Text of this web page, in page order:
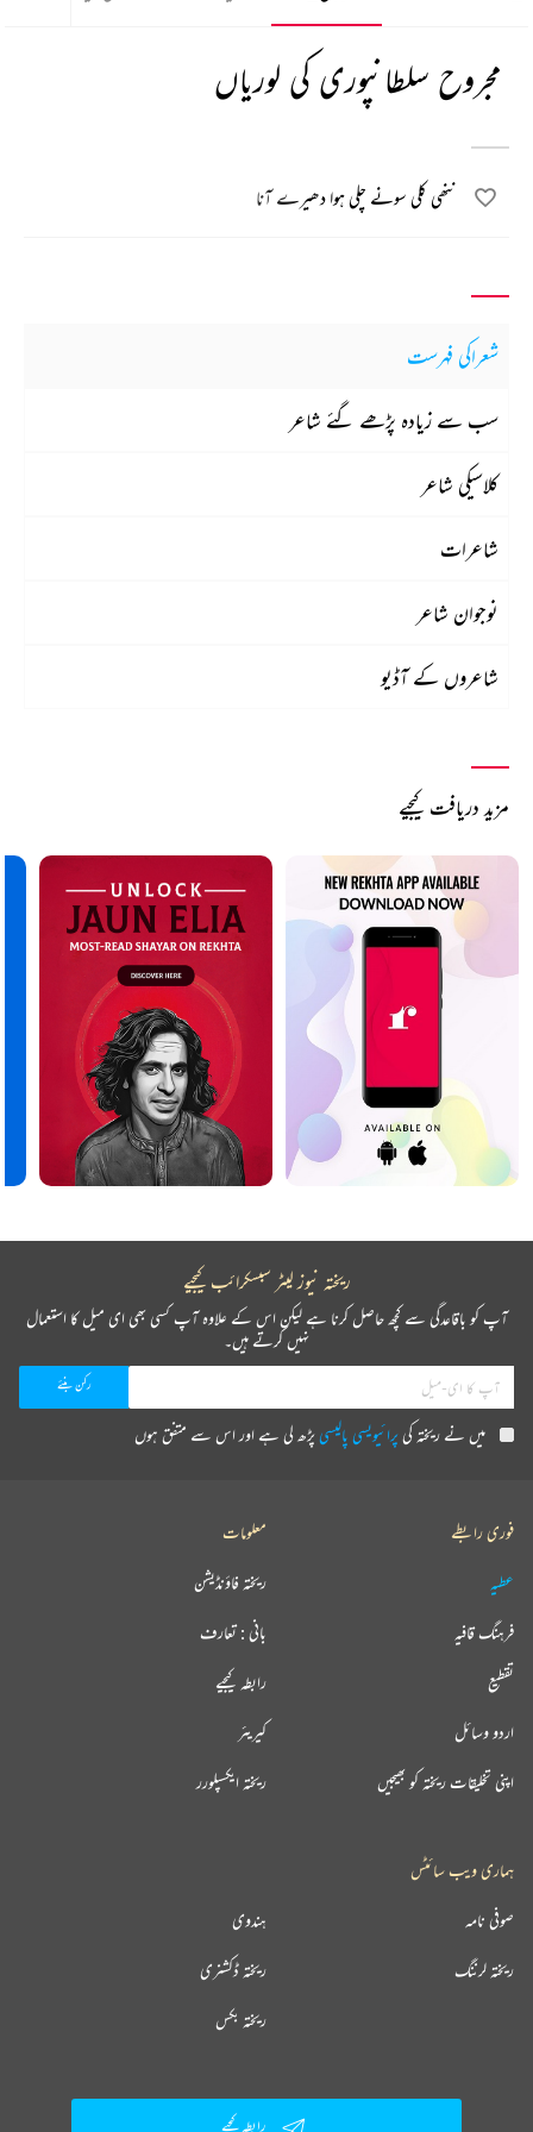
مجروح سلطانپوری کی لوریاں
ننھی کلی سونے چلی ہوا دھیرے آنا
شعراکی فہرست
سب سے زیادہ پڑھے گئے شاعر
کلاسیکی شاعر
شاعرات
نوجوان شاعر
شاعروں کے آڈیو
مزید دریافت کیجیے
ریختہ نیوز لیٹر سبسکرائب کیجیے
آپ کو باقاعدگی سے کچھ حاصل کرنا ہے لیکن اس کے علاوہ آپ کسی بھی ای میل کا استعمال
نہیں کرتے ہیں۔
میں نے ریختہ کیپرائیویسی پالیسیپڑھ لی ہے اور اس سے متفق ہوں
فوری رابطے
عطیہ
فرہنگ قافیہ
تقطیع
اردو وسائل
اپنی تخلیقات ریختہ کو بھیجیں
معلومات
ریختہ فاؤنڈیشن
بانی : تعارف
رابطہ کیجیے
کیریئر
ریختہ ایکسپلورر
ہماری ویب سائٹس
ہندوی صوفی نامہ
ریختہ ڈکشنری ریختہ لرننگ
ریختہ بکس
رابطہ کیجیے